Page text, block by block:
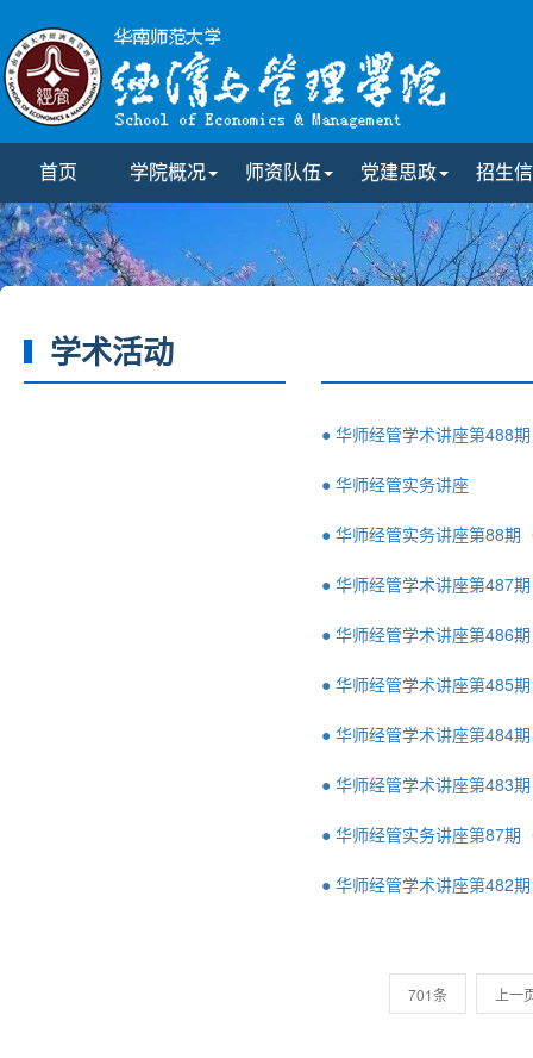
首页 学院概况 师资队伍 党建思政 招生
学术活动
● 华师经管学术讲座第488
● 华师经管实务讲座
● 华师经管实务讲座第88期
● 华师经管学术讲座第487
● 华师经管学术讲座第486
● 华师经管学术讲座第485
● 华师经管学术讲座第484
● 华师经管学术讲座第483
● 华师经管实务讲座第87期
● 华师经管学术讲座第482
701条 上一